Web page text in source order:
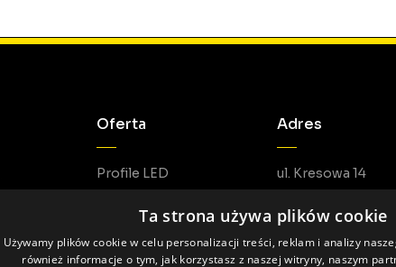
Oferta
Profile LED
Do pobrania
Adres
ul. Kresowa 14
Ta strona używa plików cookie
Używamy plików cookie w celu personalizacji treści, reklam i analizy
również informacje o tym, jak korzystasz z naszej witryny, naszym